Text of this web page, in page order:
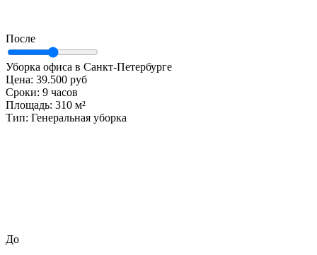
После
Уборка офиса в Санкт-Петербурге
Цена: 39.500 руб
Сроки: 9 часов
Площадь: 310 м²
Тип: Генеральная уборка
До